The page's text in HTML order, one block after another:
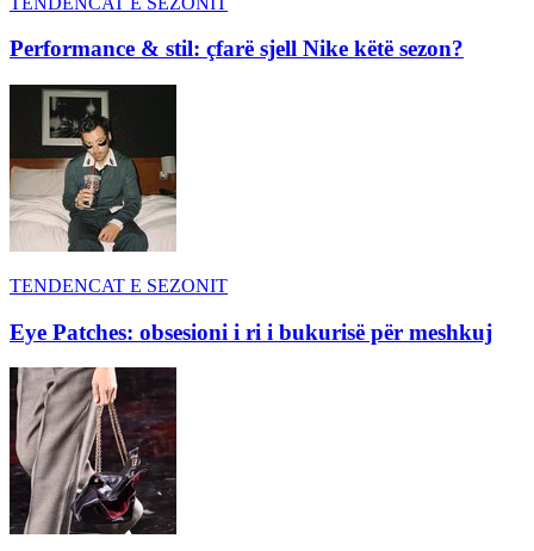
Performance & stil: çfarë sjell Nike këtë sezon?
TENDENCAT E SEZONIT
Eye Patches: obsesioni i ri i bukurisë për meshkuj